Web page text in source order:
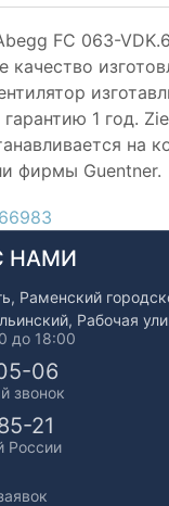
FC 063-
качество
1 год.
на
фирмы Guentner.
НАМИ
Раменский
Рабочая
до 18:00
06
звонок
21
России